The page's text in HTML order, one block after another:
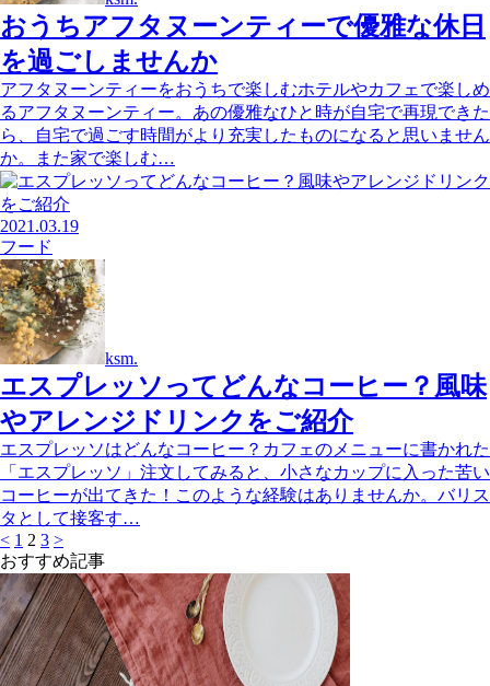
おうちアフタヌーンティーで優雅な休日
を過ごしませんか
アフタヌーンティーをおうちで楽しむホテルやカフェで楽しめ
るアフタヌーンティー。あの優雅なひと時が自宅で再現できた
ら、自宅で過ごす時間がより充実したものになると思いません
か。また家で楽しむ…
2021.03.19
フード
ksm.
エスプレッソってどんなコーヒー？風味
やアレンジドリンクをご紹介
エスプレッソはどんなコーヒー？カフェのメニューに書かれた
「エスプレッソ」注文してみると、小さなカップに入った苦い
コーヒーが出てきた！このような経験はありませんか。バリス
タとして接客す…
< 1 2 3 >
おすすめ記事